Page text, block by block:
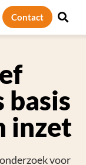
Contact
basis
inzet
voor